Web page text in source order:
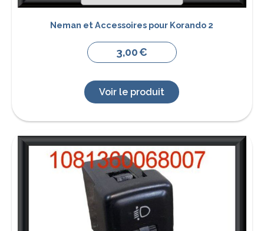
Neman et Accessoires pour Korando 2
3,00€
Voir le produit